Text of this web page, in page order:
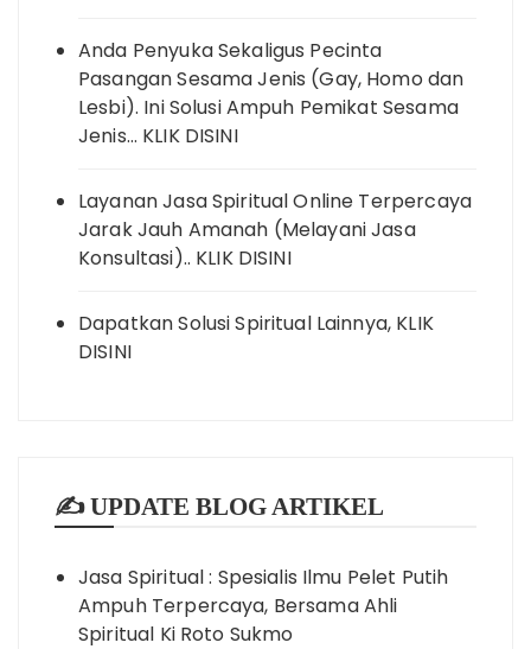
Anda Penyuka Sekaligus Pecinta
Pasangan Sesama Jenis (Gay, Homo dan
Lesbi). Ini Solusi Ampuh Pemikat Sesama
Jenis… KLIK DISINI
Layanan Jasa Spiritual Online Terpercaya
Jarak Jauh Amanah (Melayani Jasa
Konsultasi).. KLIK DISINI
Dapatkan Solusi Spiritual Lainnya, KLIK
DISINI
✍️ UPDATE BLOG ARTIKEL
Jasa Spiritual : Spesialis Ilmu Pelet Putih
Ampuh Terpercaya, Bersama Ahli
Spiritual Ki Roto Sukmo